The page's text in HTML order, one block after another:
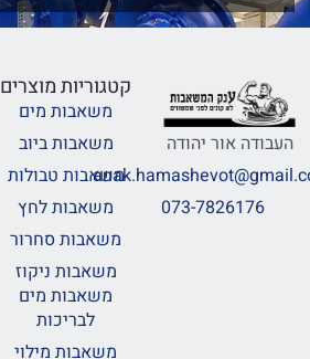
העבודה אור יהודה
073-7826176
קטגוריות מוצרים
משאבות מים
משאבות ביוב
משאבות טבולות
משאבות לחץ
משאבות סחרור
משאבות ניקוז
משאבות מים
לבריכות
משאבות מילוי